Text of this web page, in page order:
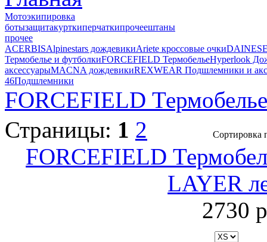
Мотоэкипировка
ботызащитакурткиперчаткипрочеештаны
прочее
ACERBISAlpinestars дождевикиAriete кроссовые очки
Термобелье и футболкиFORCEFIELD ТермобельеHyperlook
аксессуарыMACNA дождевикиREXWEAR Подшлемники и
46Подшлемники
FORCEFIELD Термобелье
Страницы: 1 2 Сортировка
FORCEFIELD
LAYER
2730